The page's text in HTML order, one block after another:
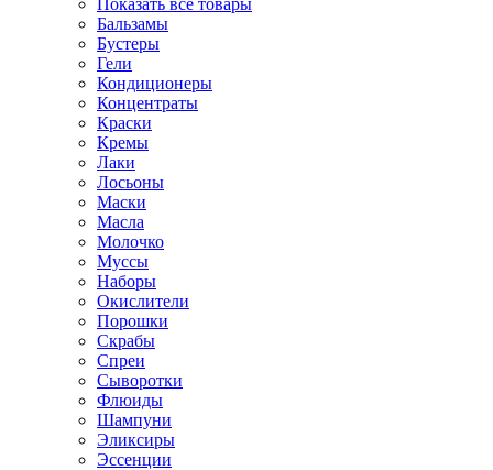
Показать все товары
Бальзамы
Бустеры
Гели
Кондиционеры
Концентраты
Краски
Кремы
Лаки
Лосьоны
Маски
Масла
Молочко
Муссы
Наборы
Окислители
Порошки
Скрабы
Спреи
Сыворотки
Флюиды
Шампуни
Эликсиры
Эссенции